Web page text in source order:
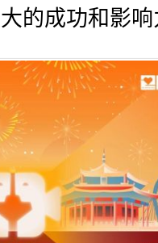
的成功和影